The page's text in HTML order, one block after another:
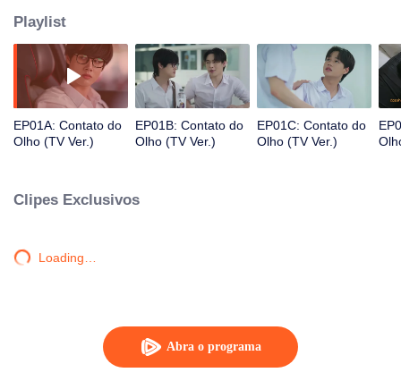
Abra o programa
como o potencial Moon da Faculdade de Artes. Juntos, eles precisam
buscar a voz em seus corações e superar os desafios que colocarão seu
amor à prova.
Playlist
EP01A: Contato do
Olho (TV Ver.)
EP01B: Contato do
Olho (TV Ver.)
EP01C: Contato do
Olho (TV Ver.)
Clipes Exclusivos
Loading…